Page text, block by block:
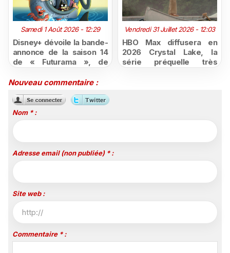
Samedi 1 Août 2026 - 12:29
Disney+ dévoile la bande-
annonce de la saison 14
de « Futurama », de
Vendredi 31 Juillet 2026 - 12:03
HBO Max diffusera en
2026 Crystal Lake, la
série préquelle très
Nouveau commentaire :
Nom * :
Adresse email (non publiée) * :
Site web :
Commentaire * :